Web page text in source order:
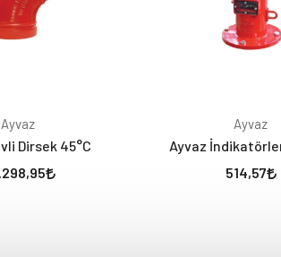
Ayvaz
Dirsek 45°C
Ayvaz
Ayvaz
514,57